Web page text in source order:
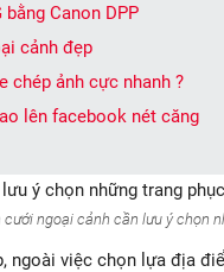
bằng Canon DPP
cảnh đẹp
chép ảnh cực nhanh ?
lên facebook nét căng
cưới ngoại cảnh cần lưu ý chọn
ngoài việc chọn lựa địa